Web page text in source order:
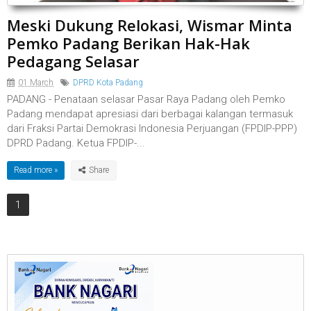
Meski Dukung Relokasi, Wismar Minta
Pemko Padang Berikan Hak-Hak
Pedagang Selasar
01 March DPRD Kota Padang
PADANG - Penataan selasar Pasar Raya Padang oleh Pemko
Padang mendapat apresiasi dari berbagai kalangan termasuk
dari Fraksi Partai Demokrasi Indonesia Perjuangan (FPDIP-PPP)
DPRD Padang. Ketua FPDIP-...
Read more »
1